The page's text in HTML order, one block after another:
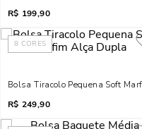
R$ 199,90
8 CORES
Bolsa Tiracolo Pequena Soft
R$ 249,90